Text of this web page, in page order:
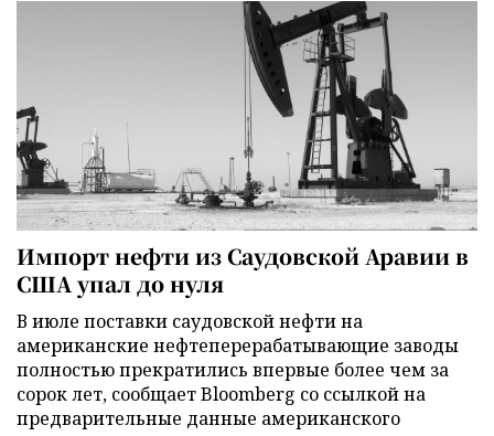
Импорт нефти из Саудовской Аравии в
США упал до нуля
В июле поставки саудовской нефти на
американские нефтеперерабатывающие заводы
полностью прекратились впервые более чем за
сорок лет, сообщает Bloomberg со ссылкой на
предварительные данные американского